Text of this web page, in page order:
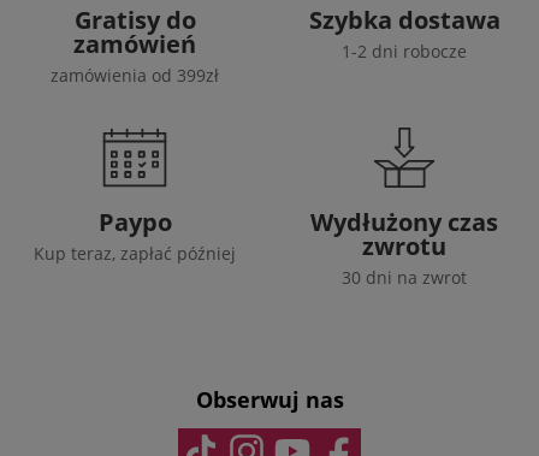
Gratisy do
zamówień
zamówienia od 399zł
Szybka dostawa
1-2 dni robocze
Paypo
Kup teraz, zapłać później
Wydłużony czas
zwrotu
30 dni na zwrot
Obserwuj nas